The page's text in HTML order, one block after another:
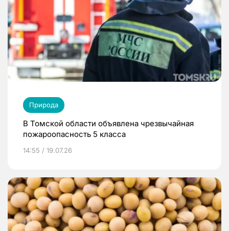
Природа
В Томской области объявлена чрезвычайная
пожароопасность 5 класса
14:55 / 19.07.26